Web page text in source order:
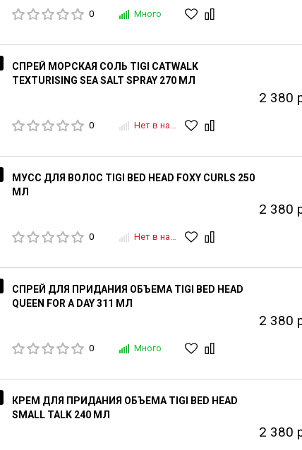
0 Много
СПРЕЙ МОРСКАЯ СОЛЬ TIGI CATWALK
TEXTURISING SEA SALT SPRAY 270 МЛ
0 Нет в наличии
2 380
МУСС ДЛЯ ВОЛОС TIGI BED HEAD FOXY CURLS 250
МЛ
0 Нет в наличии
2 380
СПРЕЙ ДЛЯ ПРИДАНИЯ ОБЪЕМА TIGI BED HEAD
QUEEN FOR A DAY 311 МЛ
0 Много
2 380
КРЕМ ДЛЯ ПРИДАНИЯ ОБЪЕМА TIGI BED HEAD
SMALL TALK 240 МЛ
2 380